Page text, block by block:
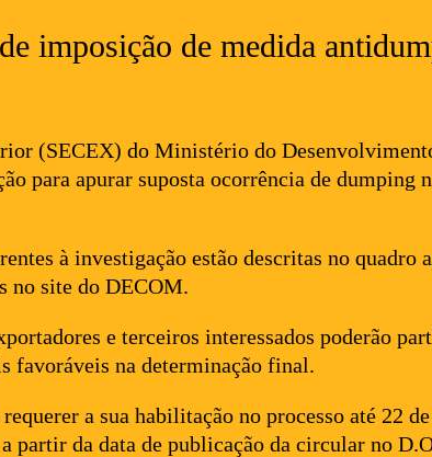
imposição de medida
(SECEX) do Ministério do
para apurar suposta ocorrência de dumping
à investigação estão descritas no quadro
no site do DECOM.
e terceiros interessados poderão
favoráveis na determinação final.
a sua habilitação no processo até 22
partir da data de publicação da circular no